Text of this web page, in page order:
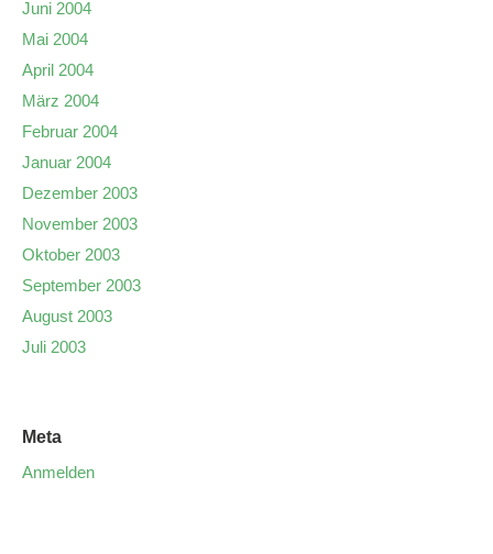
Juni 2004
Mai 2004
April 2004
März 2004
Februar 2004
Januar 2004
Dezember 2003
November 2003
Oktober 2003
September 2003
August 2003
Juli 2003
Meta
Anmelden